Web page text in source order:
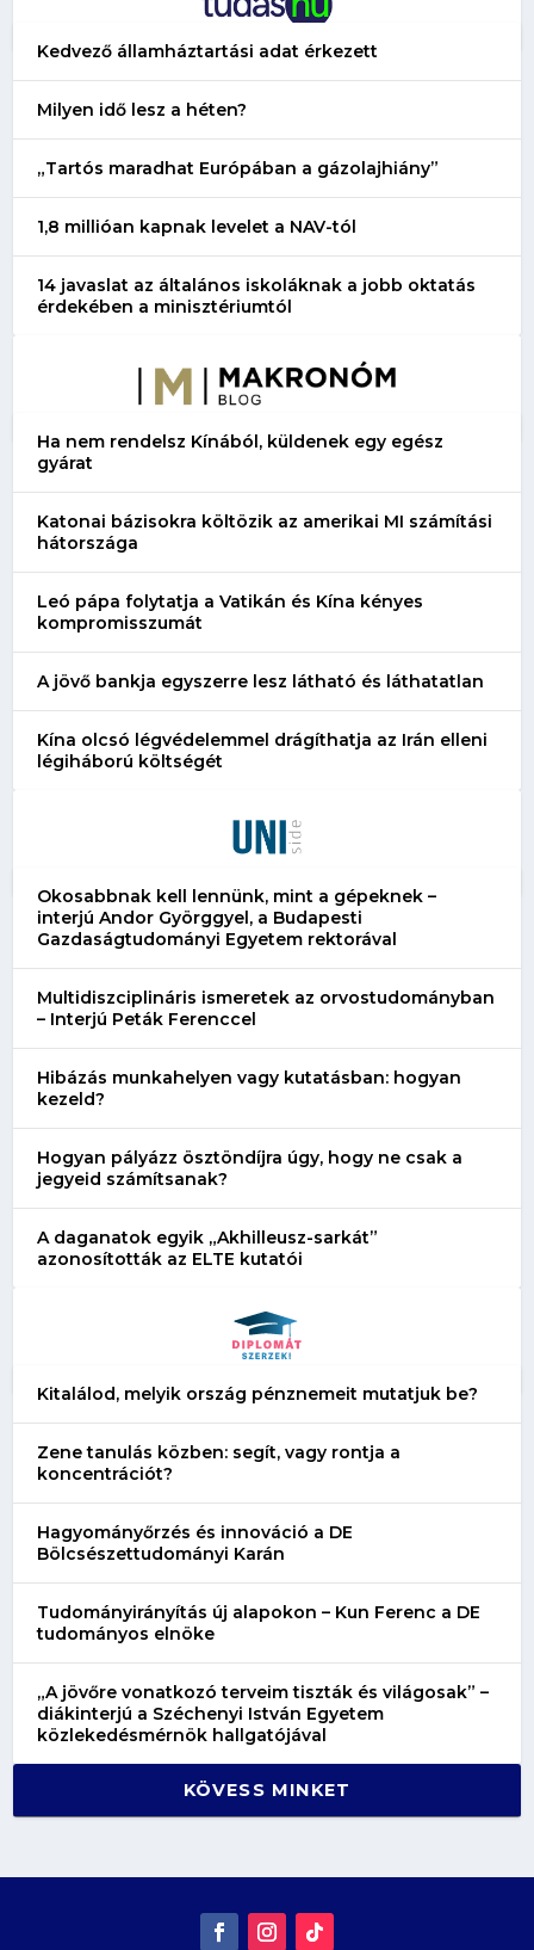
Kedvező államháztartási adat érkezett
Milyen idő lesz a héten?
„Tartós maradhat Európában a gázolajhiány”
1,8 millióan kapnak levelet a NAV-tól
14 javaslat az általános iskoláknak a jobb oktatás
érdekében a minisztériumtól
Ha nem rendelsz Kínából, küldenek egy egész
gyárat
Katonai bázisokra költözik az amerikai MI számítási
hátországa
Leó pápa folytatja a Vatikán és Kína kényes
kompromisszumát
A jövő bankja egyszerre lesz látható és láthatatlan
Kína olcsó légvédelemmel drágíthatja az Irán elleni
légiháború költségét
Okosabbnak kell lennünk, mint a gépeknek –
interjú Andor Györggyel, a Budapesti
Gazdaságtudományi Egyetem rektorával
Multidiszciplináris ismeretek az orvostudományban
– Interjú Peták Ferenccel
Hibázás munkahelyen vagy kutatásban: hogyan
kezeld?
Hogyan pályázz ösztöndíjra úgy, hogy ne csak a
jegyeid számítsanak?
A daganatok egyik „Akhilleusz-sarkát”
azonosították az ELTE kutatói
Kitalálod, melyik ország pénznemeit mutatjuk be?
Zene tanulás közben: segít, vagy rontja a
koncentrációt?
Hagyományőrzés és innováció a DE
Bölcsészettudományi Karán
Tudományirányítás új alapokon – Kun Ferenc a DE
tudományos elnöke
„A jövőre vonatkozó terveim tiszták és világosak” –
diákinterjú a Széchenyi István Egyetem
közlekedésmérnök hallgatójával
KÖVESS MINKET